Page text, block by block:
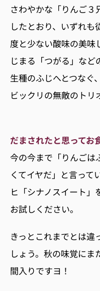
さわやかな「りんご３
したとおり、いずれ
度と少ない酸味の美味
じまる「つがる」な
生種のふじへとつなぐ
ビックリの無敵のトリ
だまされたと思ってお
今の今まで「りんごは
くてイヤだ」と言って
ヒ「シナノスイート」
お試しください。
きっとこれまでとは違
しょう。秋の味覚にま
間入りですヨ！